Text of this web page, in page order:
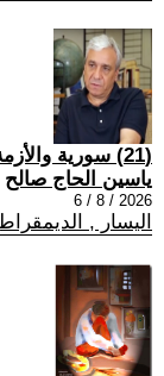
(21) سورية والأزمة الوطنية الجيليّة
ياسين الحاج صالح
2026 / 8 / 6
اليسار ,